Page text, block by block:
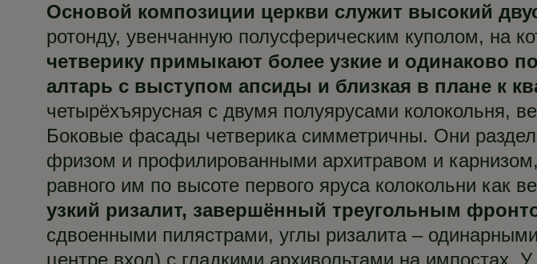
Основой композиции церкви служит высокий
ротонду, увенчанную полусферическим куполом, на
четверику примыкают более узкие и одинаково
алтарь с выступом апсиды и близкая в плане к
четырёхъярусная с двумя полуярусами колокольня,
Боковые фасады четверика симметричны. Они
фризом и профилированными архитравом и
равного им по высоте первого яруса колокольни как
узкий ризалит, завершённый треугольным
сдвоенными пилястрами, углы ризалита –
центре вход) с гладкими архивольтами на